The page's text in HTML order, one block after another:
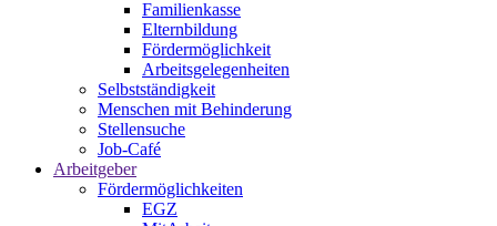
Familienkasse
Elternbildung
Fördermöglichkeit
Arbeitsgelegenheiten
Selbstständigkeit
Menschen mit Behinderung
Stellensuche
Job-Café
Arbeitgeber
Fördermöglichkeiten
EGZ